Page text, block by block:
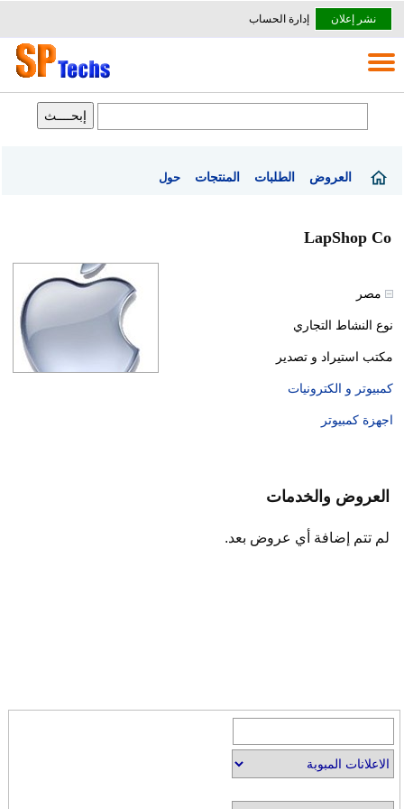
نشر إعلان إدارة الحساب
العروض الطلبات المنتجات حول
LapShop Co
مصر
نوع النشاط التجاري
مكتب استيراد و تصدير
كمبيوتر و الكترونيات
اجهزة كمبيوتر
العروض والخدمات
لم تتم إضافة أي عروض بعد.